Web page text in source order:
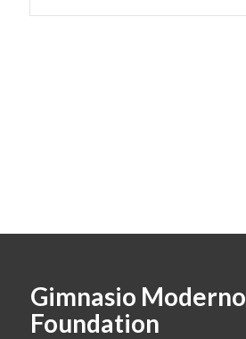
Gimnasio Moderno
Foundation